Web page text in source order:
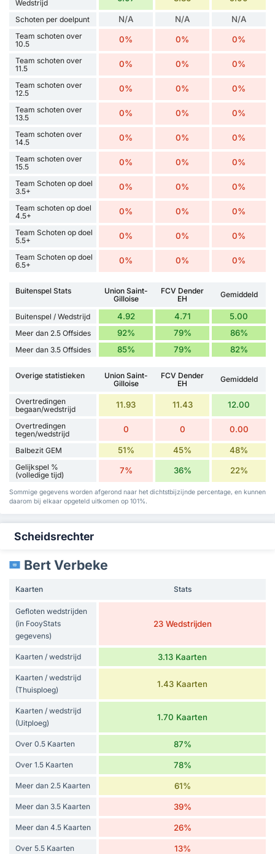
Wedstrijd
Schoten per doelpunt N/A N/A N/A
Team schoten over
10.5
0% 0% 0%
Team schoten over
11.5
0% 0% 0%
Team schoten over
12.5
0% 0% 0%
Team schoten over
13.5
0% 0% 0%
Team schoten over
14.5
0% 0% 0%
Team schoten over
15.5
0% 0% 0%
Team Schoten op doel
3.5+
0% 0% 0%
Team schoten op doel
4.5+
0% 0% 0%
Team Schoten op doel
5.5+
0% 0% 0%
Team Schoten op doel
6.5+
0% 0% 0%
Buitenspel Stats
Union Saint-
Gilloise
FCV Dender
EH
Gemiddeld
Buitenspel / Wedstrijd 4.92 4.71 5.00
Meer dan 2.5 Offsides 92% 79% 86%
Meer dan 3.5 Offsides 85% 79% 82%
Overige statistieken
Union Saint-
Gilloise
FCV Dender
EH
Gemiddeld
Overtredingen
begaan/wedstrijd
11.93 11.43 12.00
Overtredingen
tegen/wedstrijd
0 0 0.00
Balbezit GEM 51% 45% 48%
Gelijkspel %
(volledige tijd)
7% 36% 22%
Sommige gegevens worden afgerond naar het dichtstbijzijnde percentage, en kunnen
daarom bij elkaar opgeteld uitkomen op 101%.
Scheidsrechter
Bert Verbeke
Kaarten Stats
Gefloten wedstrijden
(in FooyStats
gegevens)
23 Wedstrijden
Kaarten / wedstrijd 3.13 Kaarten
Kaarten / wedstrijd
(Thuisploeg)
1.43 Kaarten
Kaarten / wedstrijd
(Uitploeg)
1.70 Kaarten
Over 0.5 Kaarten 87%
Over 1.5 Kaarten 78%
Meer dan 2.5 Kaarten 61%
Meer dan 3.5 Kaarten 39%
Meer dan 4.5 Kaarten 26%
Over 5.5 Kaarten 13%